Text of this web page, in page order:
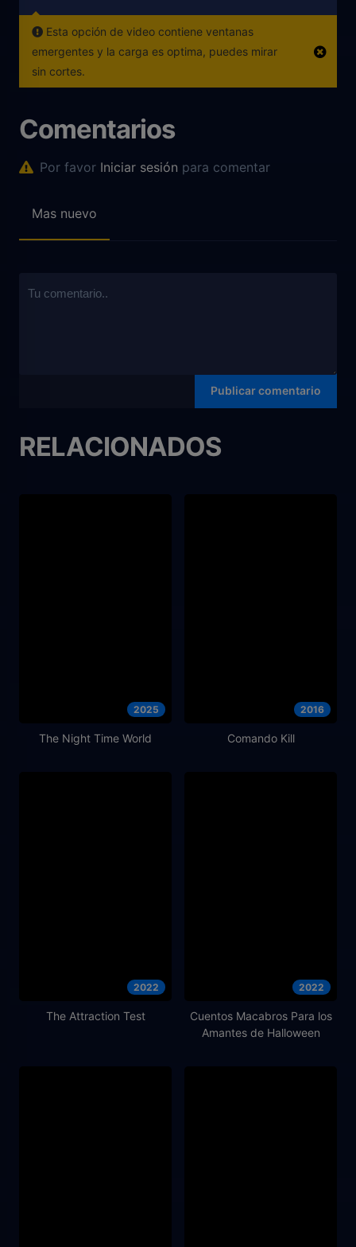
Esta opción de video contiene ventanas
emergentes y la carga es optima, puedes mirar
sin cortes.
Comentarios
Por favor Iniciar sesión para comentar
Mas nuevo
RELACIONADOS
2025
The Night Time World
2016
Comando Kill
2022
The Attraction Test
2022
Cuentos Macabros Para los
Amantes de Halloween